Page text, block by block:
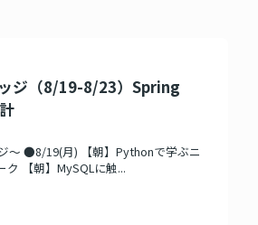
ジ（8/19-8/23）Spring
～ ●8/19(月) 【朝】Pythonで学ぶニ
ク 【朝】MySQLに触...